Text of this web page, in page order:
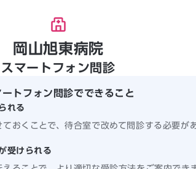
岡山旭東病院
スマートフォン問診
ートフォン問診でできること
れる
おくことで、待合室で改めて問診する必要が
受けられる